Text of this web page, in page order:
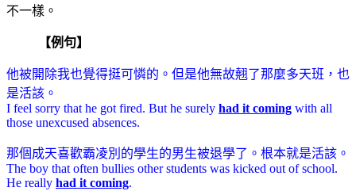
不一樣。
【例句】
他被開除我也覺得挺可憐的。但是他無故翹了那麼多天班，也
是活該。
I feel sorry that he got fired. But he surely had it coming with all
those unexcused absences.
那個成天喜歡霸凌別的學生的男生被退學了。根本就是活該。
The boy that often bullies other students was kicked out of school.
He really had it coming.